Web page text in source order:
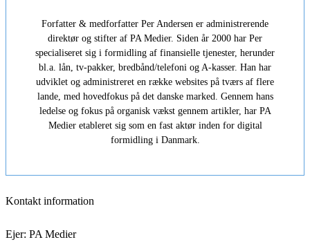
Forfatter & medforfatter Per Andersen er administrerende
direktør og stifter af PA Medier. Siden år 2000 har Per
specialiseret sig i formidling af finansielle tjenester, herunder
bl.a. lån, tv-pakker, bredbånd/telefoni og A-kasser. Han har
udviklet og administreret en række websites på tværs af flere
lande, med hovedfokus på det danske marked. Gennem hans
ledelse og fokus på organisk vækst gennem artikler, har PA
Medier etableret sig som en fast aktør inden for digital
formidling i Danmark.
Kontakt information
Ejer: PA Medier